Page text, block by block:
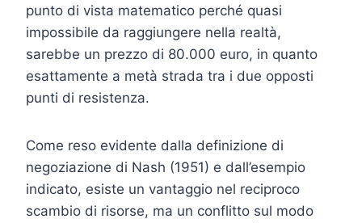
punto di vista matematico perché quasi
impossibile da raggiungere nella realtà,
sarebbe un prezzo di 80.000 euro, in quanto
esattamente a metà strada tra i due opposti
punti di resistenza.
Come reso evidente dalla definizione di
negoziazione di Nash (1951) e dall’esempio
indicato, esiste un vantaggio nel reciproco
scambio di risorse, ma un conflitto sul modo